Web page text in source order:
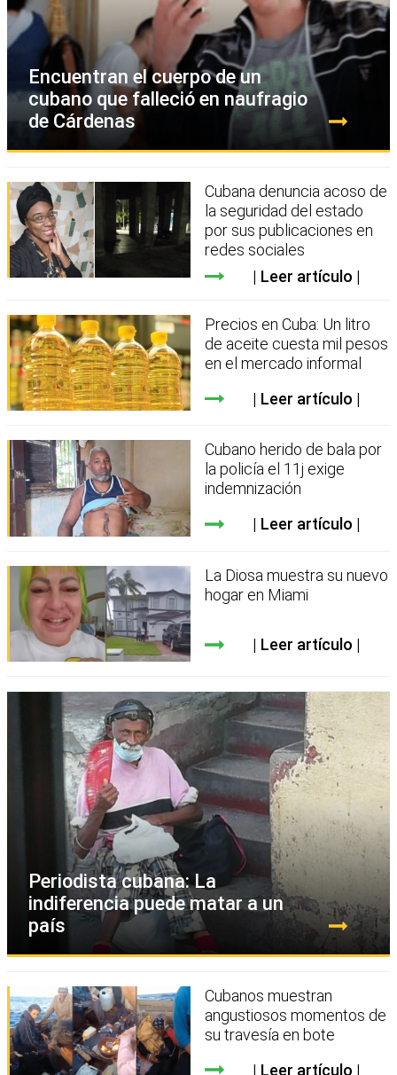
Encuentran el cuerpo de un
cubano que falleció en naufragio
de Cárdenas
Cubana denuncia acoso de
la seguridad del estado
por sus publicaciones en
redes sociales
Leer artículo
Precios en Cuba: Un litro
de aceite cuesta mil pesos
en el mercado informal
Leer artículo
Cubano herido de bala por
la policía el 11j exige
indemnización
Leer artículo
La Diosa muestra su nuevo
hogar en Miami
Leer artículo
Periodista cubana: La
indiferencia puede matar a un
país
Cubanos muestran
angustiosos momentos de
su travesía en bote
Leer artículo